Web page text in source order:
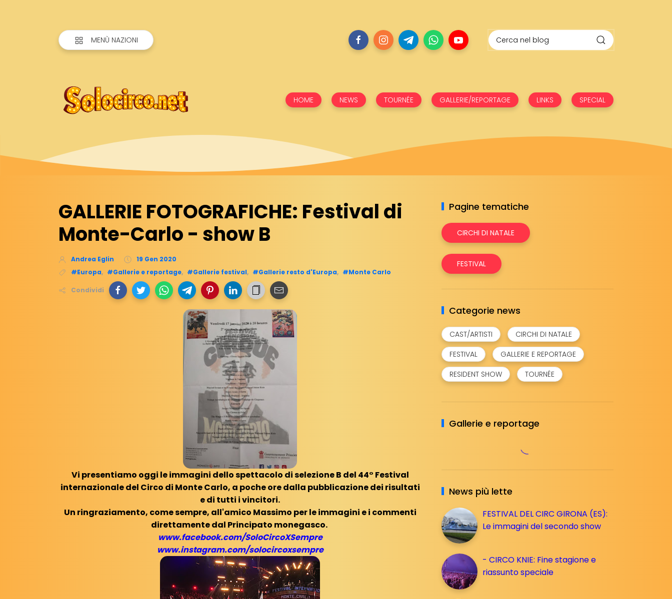
MENÙ NAZIONI
HOME NEWS TOURNÉE GALLERIE/REPORTAGE LINKS SPECIAL
GALLERIE FOTOGRAFICHE: Festival di
Monte-Carlo - show B
Andrea Eglin
19 Gen 2020
#Europa, #Gallerie e reportage, #Gallerie festival, #Gallerie resto d'Europa, #Monte Carlo
Condividi
Vi presentiamo oggi le immagini dello spettacolo di selezione B del 44° Festival
internazionale del Circo di Monte Carlo, a poche ore dalla pubblicazione dei risultati
e di tutti i vincitori.
Un ringraziamento, come sempre, all'amico Massimo per le immagini e i commenti
direttamente dal Principato monegasco.
www.facebook.com/SoloCircoXSempre
www.instagram.com/solocircoxsempre
Pagine tematiche
CIRCHI DI NATALE
FESTIVAL
Categorie news
CAST/ARTISTI
CIRCHI DI NATALE
FESTIVAL
GALLERIE E REPORTAGE
RESIDENT SHOW
TOURNÉE
Gallerie e reportage
News più lette
FESTIVAL DEL CIRC GIRONA (ES):
Le immagini del secondo show
- CIRCO KNIE: Fine stagione e
riassunto speciale